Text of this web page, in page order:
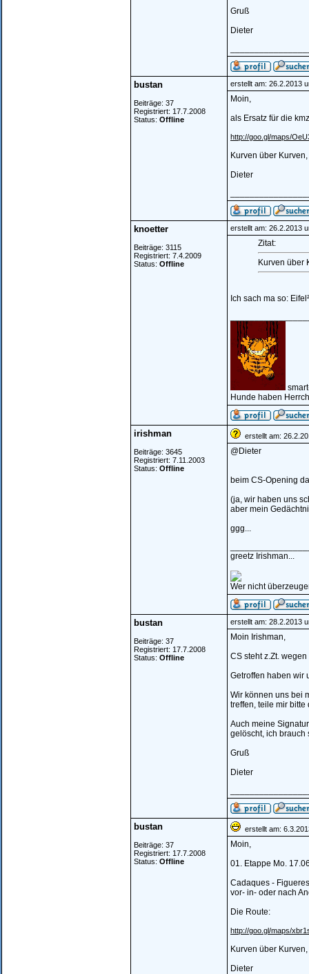
Gruß
Dieter
bustan
Beiträge: 37
Registriert: 17.7.2008
Status: Offline
erstellt am: 26.2.2013
Moin,
als Ersatz für die
http://goo.gl/maps/
Kurven über
Dieter
knoetter
Beiträge: 3115
Registriert: 7.4.2009
Status: Offline
erstellt am: 26.2.2013
Zitat:
Kurven über
Ich sach ma so:
Hunde haben
irishman
Beiträge: 3645
Registriert: 7.11.2003
Status: Offline
erstellt am:
@Dieter
beim CS-Opening
(ja, wir haben uns
aber mein
ggg...
greetz Irishman...
Wer nicht
bustan
Beiträge: 37
Registriert: 17.7.2008
Status: Offline
erstellt am: 28.2.2013
Moin Irishman,
CS steht z.Zt.
Getroffen haben wir
Wir können uns bei
treffen, teile mir
Auch meine
gelöscht, ich brauch
Gruß
Dieter
bustan
Beiträge: 37
Registriert: 17.7.2008
Status: Offline
erstellt am:
Moin,
01. Etappe Mo.
Cadaques -
vor- in- oder nach
Die Route:
http://goo.gl/maps/
Kurven über
Dieter